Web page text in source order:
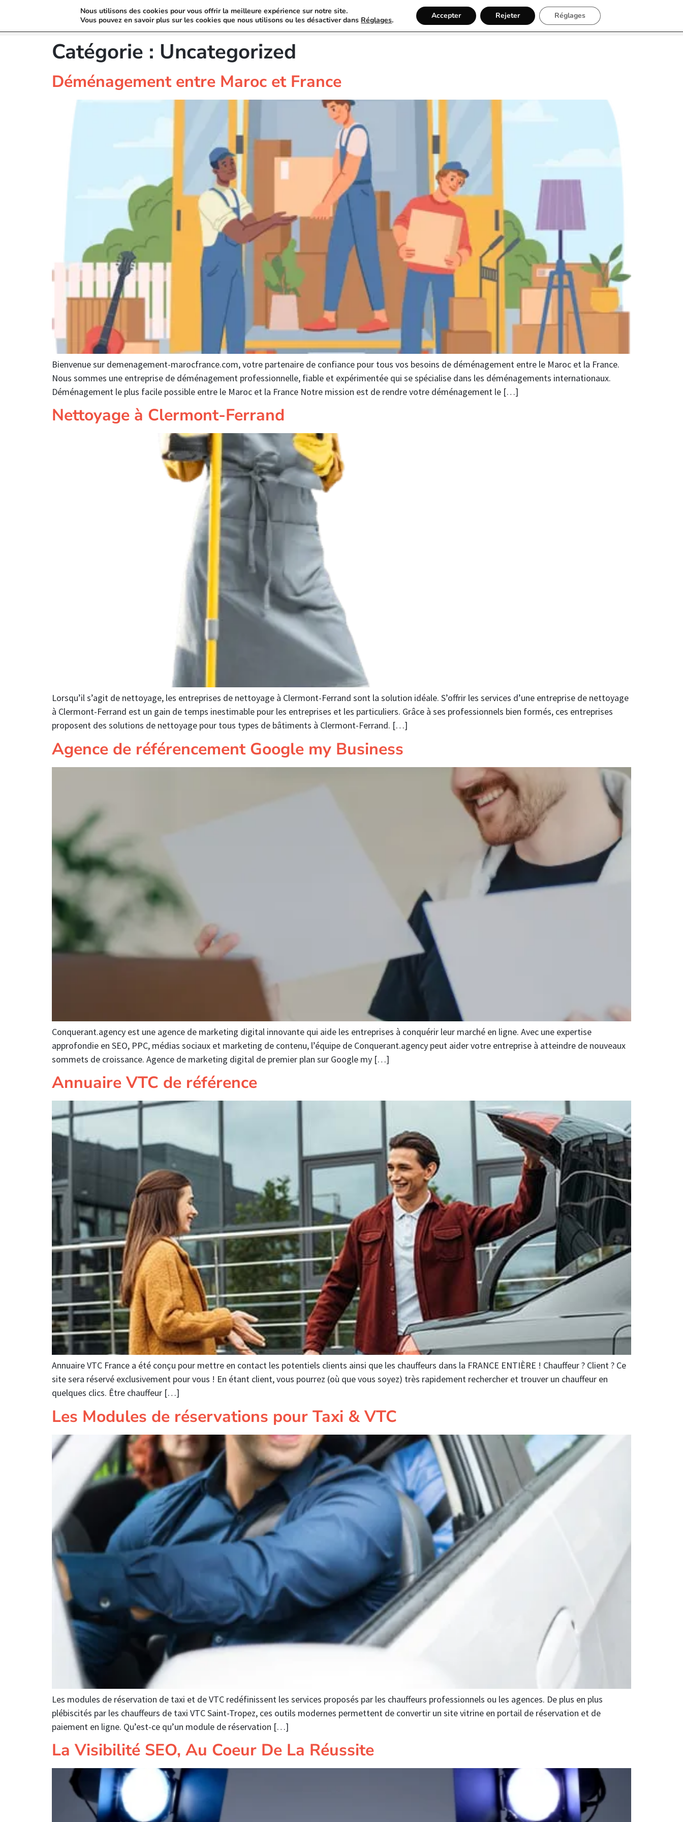
Annuaire Particulier Recherche Inscription
Catégorie : Uncategorized
Déménagement entre Maroc et France
Bienvenue sur demenagement-marocfrance.com, votre partenaire de confiance pour tous vos besoins de déménagement entre le Maroc et la France.
Nous sommes une entreprise de déménagement professionnelle, fiable et expérimentée qui se spécialise dans les déménagements internationaux.
Déménagement le plus facile possible entre le Maroc et la France Notre mission est de rendre votre déménagement le […]
Nettoyage à Clermont-Ferrand
Lorsqu’il s’agit de nettoyage, les entreprises de nettoyage à Clermont-Ferrand sont la solution idéale. S’offrir les services d’une entreprise de nettoyage
à Clermont-Ferrand est un gain de temps inestimable pour les entreprises et les particuliers. Grâce à ses professionnels bien formés, ces entreprises
proposent des solutions de nettoyage pour tous types de bâtiments à Clermont-Ferrand. […]
Agence de référencement Google my Business
Conquerant.agency est une agence de marketing digital innovante qui aide les entreprises à conquérir leur marché en ligne. Avec une expertise
approfondie en SEO, PPC, médias sociaux et marketing de contenu, l’équipe de Conquerant.agency peut aider votre entreprise à atteindre de nouveaux
sommets de croissance. Agence de marketing digital de premier plan sur Google my […]
Annuaire VTC de référence
Annuaire VTC France a été conçu pour mettre en contact les potentiels clients ainsi que les chauffeurs dans la FRANCE ENTIÈRE ! Chauffeur ? Client ? Ce
site sera réservé exclusivement pour vous ! En étant client, vous pourrez (où que vous soyez) très rapidement rechercher et trouver un chauffeur en
quelques clics. Être chauffeur […]
Les Modules de réservations pour Taxi & VTC
Les modules de réservation de taxi et de VTC redéfinissent les services proposés par les chauffeurs professionnels ou les agences. De plus en plus
plébiscités par les chauffeurs de taxi VTC Saint-Tropez, ces outils modernes permettent de convertir un site vitrine en portail de réservation et de
paiement en ligne. Qu’est-ce qu’un module de réservation […]
La Visibilité SEO, Au Coeur De La Réussite
Nous utilisons des cookies pour vous offrir la meilleure expérience sur notre site.
Vous pouvez en savoir plus sur les cookies que nous utilisons ou les désactiver dans Réglages. Accepter Rejeter Réglages